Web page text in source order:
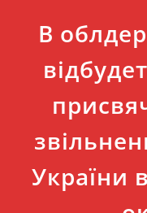
В
України